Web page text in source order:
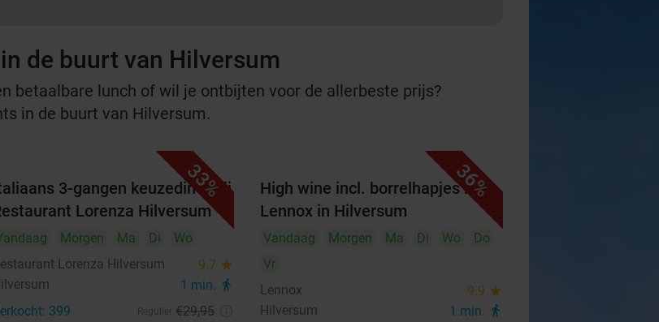
de buurt van Hilversum
betaalbare lunch of wil je ontbijten voor de allerbeste prijs?
in de buurt van Hilversum.
33%
3-gangen keuzediner bij
Lorenza Hilversum
Morgen Ma Di
Wo
Lorenza Hilversum
9.7 star
1 min. directions_walk
399 €29,95
36%
High wine incl. borrelhapjes bij
Lennox in Hilversum
Vandaag Morgen Ma Di Wo
Do
Vr
Lennox
9.9 star
Hilversum 1 min. directions_walk